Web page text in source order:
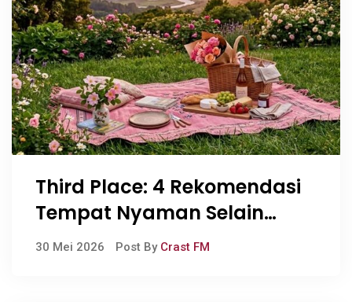
Third Place: 4 Rekomendasi
Tempat Nyaman Selain
Rumah dan Kampus Untuk
30 Mei 2026 Post By Crast FM